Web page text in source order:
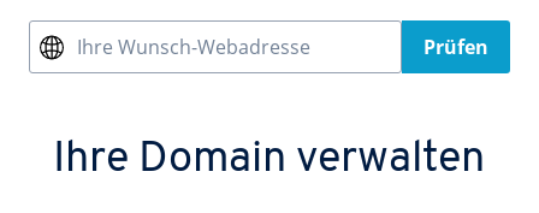
Ihre Wunsch-Webadresse Prüfen
Ihre Domain verwalten